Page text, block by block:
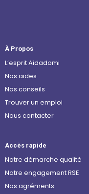
À Propos
L’esprit Aidadomi
Nos aides
Nos conseils
Trouver un emploi
Nous contacter
Accès rapide
Notre démarche qualité
Notre engagement RSE
Nos agréments